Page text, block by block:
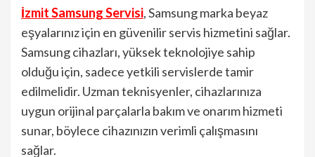
İzmit Samsung Servisi, Samsung marka beyaz
eşyalarınız için en güvenilir servis hizmetini sağlar.
Samsung cihazları, yüksek teknolojiye sahip
olduğu için, sadece yetkili servislerde tamir
edilmelidir. Uzman teknisyenler, cihazlarınıza
uygun orijinal parçalarla bakım ve onarım hizmeti
sunar, böylece cihazınızın verimli çalışmasını
sağlar.